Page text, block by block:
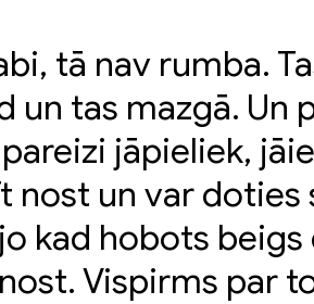
tā nav rumba.
un tas mazgā. Un
jāpieliek,
nost un var doties
kad hobots
Vispirms par